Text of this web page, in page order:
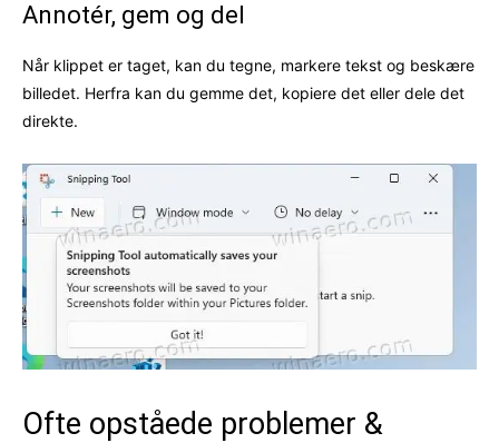
Annotér, gem og del
Når klippet er taget, kan du tegne, markere tekst og beskære
billedet. Herfra kan du gemme det, kopiere det eller dele det
direkte.
Ofte opståede problemer &